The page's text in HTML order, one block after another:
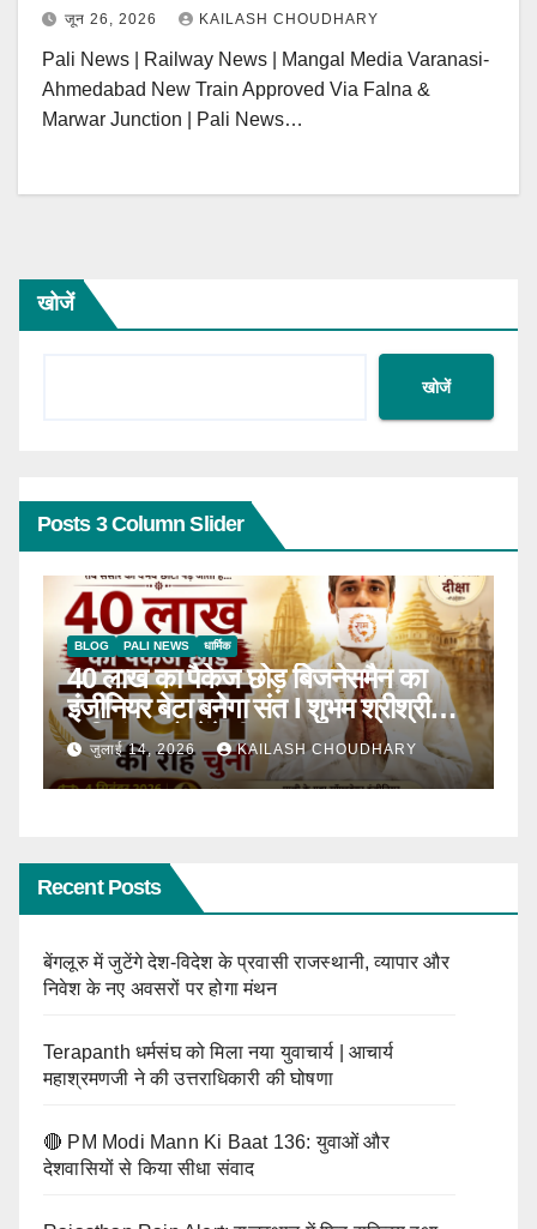
जून 26, 2026 KAILASH CHOUDHARY
Pali News | Railway News | Mangal Media Varanasi-
Ahmedabad New Train Approved Via Falna &
Marwar Junction | Pali News…
खोजें
खोजें
Posts 3 Column Slider
BLOG टॉप न्यूज़ धार्मिक
ठाणे में पहली बार होगा सीरवी समाज युवक-
युवती परिचय सम्मेलन
जून 13, 2026 KAILASH CHOUDHARY
Recent Posts
बेंगलूरु में जुटेंगे देश-विदेश के प्रवासी राजस्थानी, व्यापार और
निवेश के नए अवसरों पर होगा मंथन
Terapanth धर्मसंघ को मिला नया युवाचार्य | आचार्य
महाश्रमणजी ने की उत्तराधिकारी की घोषणा
🔴 PM Modi Mann Ki Baat 136: युवाओं और
देशवासियों से किया सीधा संवाद